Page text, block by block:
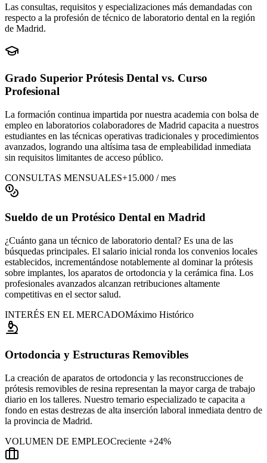
Las consultas, requisitos y especializaciones más demandadas con
respecto a la profesión de técnico de laboratorio dental en la región
de Madrid.
Grado Superior Prótesis Dental vs. Curso
Profesional
La formación continua impartida por nuestra academia con bolsa de
empleo en laboratorios colaboradores de Madrid capacita a nuestros
estudiantes en las técnicas operativas tradicionales y procedimientos
avanzados, logrando una altísima tasa de empleabilidad inmediata
sin requisitos limitantes de acceso público.
CONSULTAS MENSUALES+15.000 / mes
Sueldo de un Protésico Dental en Madrid
¿Cuánto gana un técnico de laboratorio dental? Es una de las
búsquedas principales. El salario inicial ronda los convenios locales
establecidos, incrementándose notablemente al dominar la prótesis
sobre implantes, los aparatos de ortodoncia y la cerámica fina. Los
profesionales avanzados alcanzan retribuciones altamente
competitivas en el sector salud.
INTERÉS EN EL MERCADOMáximo Histórico
Ortodoncia y Estructuras Removibles
La creación de aparatos de ortodoncia y las reconstrucciones de
prótesis removibles de resina representan la mayor carga de trabajo
diario en los talleres. Nuestro temario especializado te capacita a
fondo en estas destrezas de alta inserción laboral inmediata dentro de
la provincia de Madrid.
VOLUMEN DE EMPLEOCreciente +24%